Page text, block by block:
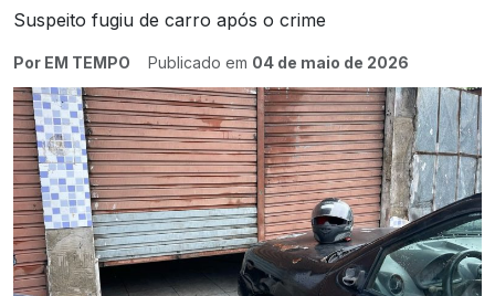
Suspeito fugiu de carro após o crime
Por EM TEMPO Publicado em 04 de maio de 2026